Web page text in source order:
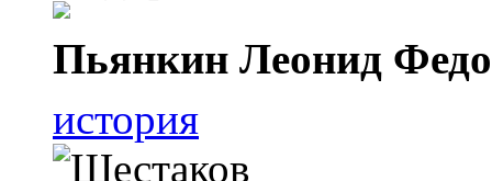
Пьянкин Леонид
история